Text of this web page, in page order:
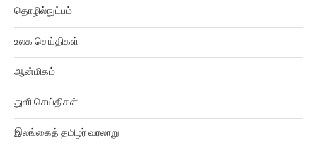
தொழில்நுட்பம்
உலக செய்திகள்
ஆன்மிகம்
துளி செய்திகள்
இலங்கைத் தமிழர் வரலாறு